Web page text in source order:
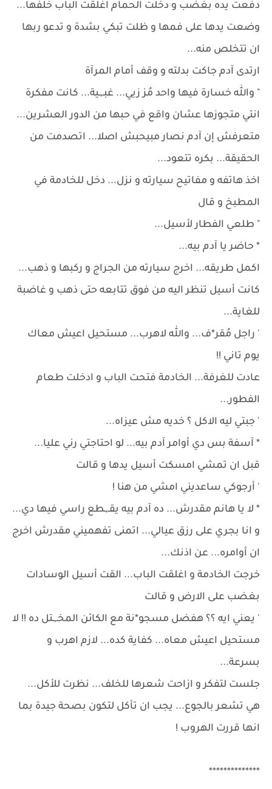
دفعت يده بغضب و دخلت الحمام اغلقت الباب خلفها...
وضعت يدها على فمها و ظلت تبكي بشدة و تدعو ربها
ان تتخلص منه...
ارتدى آدم جاكت بدلته و وقف أمام المرآة
" والله خسارة فيها واحد مُز زيي... غبـ,ـية... كانت مفكرة
انتي متجوزها عشان واقع في حبها من الدور العشرين...
متعرفش إن آدم نصار مبيحبش اصلا... اتصدمت من
الحقيقة... بكره تتعود...
اخذ هاتفه و مفاتيح سيارته و نزل... دخل للخادمة في
المطبخ و قال
" طلعي الفطار لأسيل...
* حاضر يا آدم بيه...
اكمل طريقه... اخرج سيارته من الجراج و ركبها و ذهب...
كانت أسيل تنظر اليه من فوق تتابعه حتى ذهب و غاضبة
للغاية...
' راجل مُقر*ف... والله لاهرب... مستحيل اعيش معاك
يوم تاني !!
عادت للغرفة... الخادمة فتحت الباب و ادخلت طعام
الفطور...
' جبتي ليه الاكل ؟ خديه مش عيزاه...
* آسفة بس دي أوامر آدم بيه... لو احتاجتي رني عليا...
قبل ان تمشي امسكت أسيل يدها و قالت
' أرجوكي ساعديني امشي من هنا !
* لا يا هانم مقدرش... ده آدم بيه يقـ,ـطع راسي فيها دي...
و انا بجري على رزق عيالي... اتمنى تفهميني مقدرش اخرج
ان أوامره... عن اذنك...
خرجت الخادمة و اغلقت الباب... القت أسيل الوسادات
بغضب على الارض و قالت
' يعني ايه ؟؟ هفضل مسجو*نة مع الكائن المخـ,ـتل ده !! لا
مستحيل اعيش معاه... كفاية كده... لازم اهرب و
بسرعة...
جلست لتفكر و ازاحت شعرها للخلف... نظرت للأكل...
هي تشعر بالجوع... يجب ان تأكل لتكون بصحة جيدة بما
انها قررت الهروب !
**************